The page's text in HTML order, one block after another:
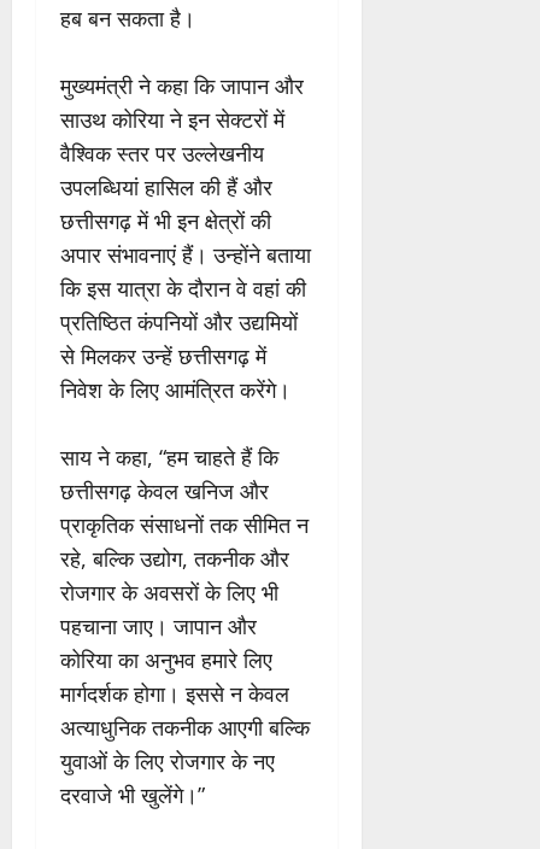
हब बन सकता है।
मुख्यमंत्री ने कहा कि जापान और
साउथ कोरिया ने इन सेक्टरों में
वैश्विक स्तर पर उल्लेखनीय
उपलब्धियां हासिल की हैं और
छत्तीसगढ़ में भी इन क्षेत्रों की
अपार संभावनाएं हैं। उन्होंने बताया
कि इस यात्रा के दौरान वे वहां की
प्रतिष्ठित कंपनियों और उद्यमियों
से मिलकर उन्हें छत्तीसगढ़ में
निवेश के लिए आमंत्रित करेंगे।
साय ने कहा, “हम चाहते हैं कि
छत्तीसगढ़ केवल खनिज और
प्राकृतिक संसाधनों तक सीमित न
रहे, बल्कि उद्योग, तकनीक और
रोजगार के अवसरों के लिए भी
पहचाना जाए। जापान और
कोरिया का अनुभव हमारे लिए
मार्गदर्शक होगा। इससे न केवल
अत्याधुनिक तकनीक आएगी बल्कि
युवाओं के लिए रोजगार के नए
दरवाजे भी खुलेंगे।”